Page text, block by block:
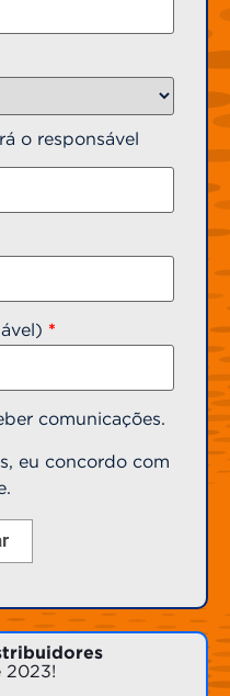
o responsável
*
comunicações.
eu concordo com
2023!